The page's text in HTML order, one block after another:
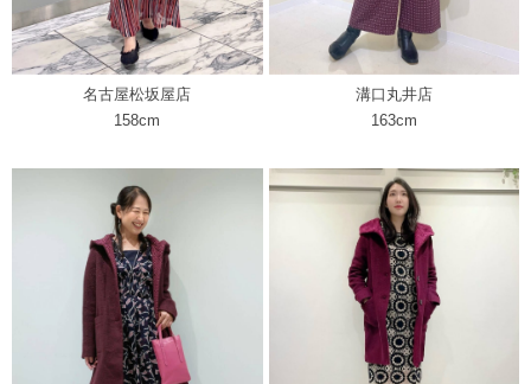
名古屋松坂屋店
158cm
溝口丸井店
163cm